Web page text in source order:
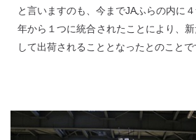
と言いますのも、今までJAふらの内に
年から１つに統合されたことにより、
して出荷されることとなったとのことで